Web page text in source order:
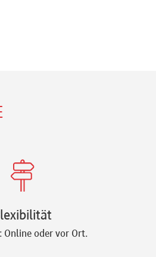
Online oder vor Ort.